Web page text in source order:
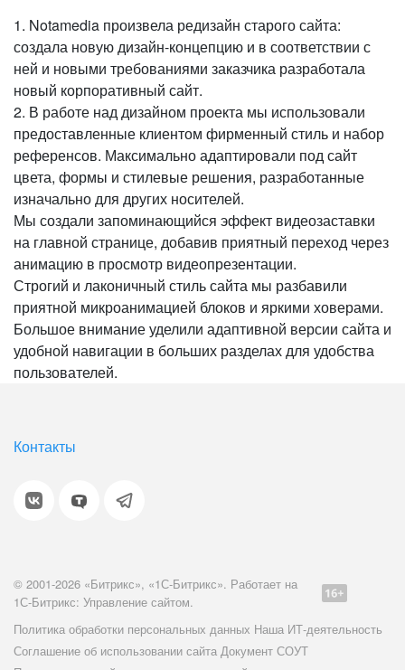
1. Notamedia произвела редизайн старого сайта:
создала новую дизайн-концепцию и в соответствии с
ней и новыми требованиями заказчика разработала
новый корпоративный сайт.
2. В работе над дизайном проекта мы использовали
предоставленные клиентом фирменный стиль и набор
референсов. Максимально адаптировали под сайт
цвета, формы и стилевые решения, разработанные
изначально для других носителей.
Мы создали запоминающийся эффект видеозаставки
на главной странице, добавив приятный переход через
анимацию в просмотр видеопрезентации.
Строгий и лаконичный стиль сайта мы разбавили
приятной микроанимацией блоков и яркими ховерами.
Большое внимание уделили адаптивной версии сайта и
удобной навигации в больших разделах для удобства
пользователей.
Контакты
© 2001-2026 «Битрикс», «1С-Битрикс». Работает на
1С-Битрикс: Управление сайтом.
Политика обработки персональных данных Наша ИТ-деятельность
Соглашение об использовании сайта Документ СОУТ